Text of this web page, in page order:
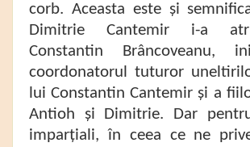
corb. Aceasta este și
Dimitrie Cantemir i-a
Constantin Brâncoveanu,
coordonatorul tuturor
lui Constantin Cantemir și a
Antioh și Dimitrie. Dar
imparțiali, în ceea ce ne